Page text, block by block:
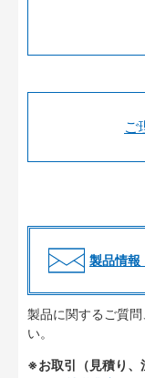
ご
製品情報
製品に関するご質
い。
※お取引（見積り、